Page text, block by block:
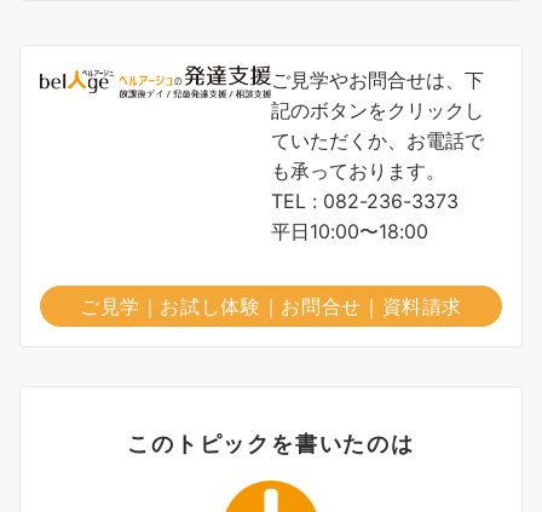
ご見学やお問合せは、下
記のボタンをクリックし
ていただくか、お電話で
も承っております。
TEL : 082-236-3373
平日10:00〜18:00
ご見学｜お試し体験｜お問合せ｜資料請求
このトピックを書いたのは